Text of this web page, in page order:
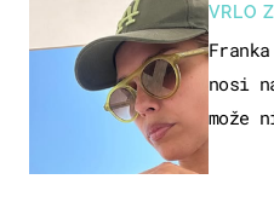
VRLO
nosi
može